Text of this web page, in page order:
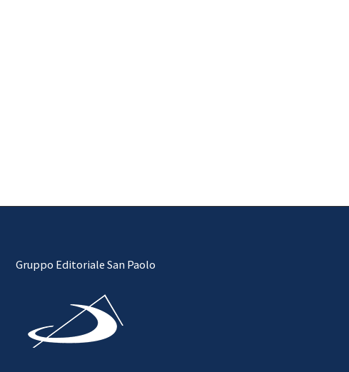
Gruppo Editoriale San Paolo